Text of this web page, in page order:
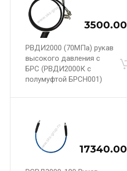
3500.00
РВДИ2000 (70МПа) рукав
высокого давления с
БРС (РВДИ2000К с
полумуфтой БРСН001)
17340.00